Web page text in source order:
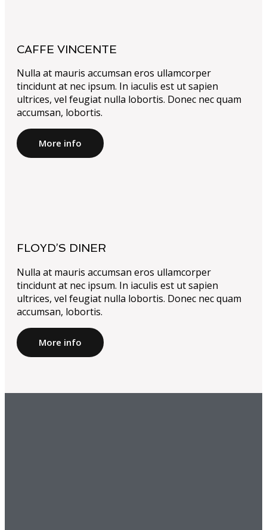
CAFFE VINCENTE
Nulla at mauris accumsan eros ullamcorper
tincidunt at nec ipsum. In iaculis est ut sapien
ultrices, vel feugiat nulla lobortis. Donec nec quam
accumsan, lobortis.
More info
FLOYD’S DINER
Nulla at mauris accumsan eros ullamcorper
tincidunt at nec ipsum. In iaculis est ut sapien
ultrices, vel feugiat nulla lobortis. Donec nec quam
accumsan, lobortis.
More info